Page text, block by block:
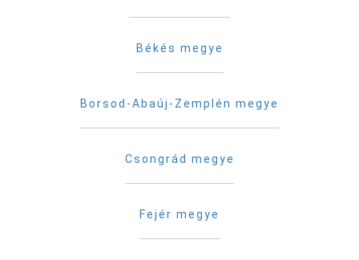
Békés megye
Borsod-Abaúj-Zemplén megye
Csongrád megye
Fejér megye